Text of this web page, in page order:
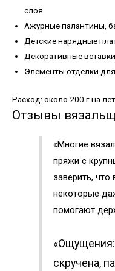
слоя
Ажурные палантины,
Детские нарядные
Декоративные
Элементы отделки для
Расход: около 200 г на
Отзывы
«Многие
пряжи с
заверить,
некоторые
помогают
скручена,